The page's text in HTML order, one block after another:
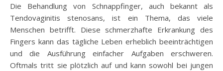
Die Behandlung von Schnappfinger, auch bekannt als
Tendovaginitis stenosans, ist ein Thema, das viele
Menschen betrifft. Diese schmerzhafte Erkrankung des
Fingers kann das tägliche Leben erheblich beeinträchtigen
und die Ausführung einfacher Aufgaben erschweren.
Oftmals tritt sie plötzlich auf und kann sowohl bei jungen